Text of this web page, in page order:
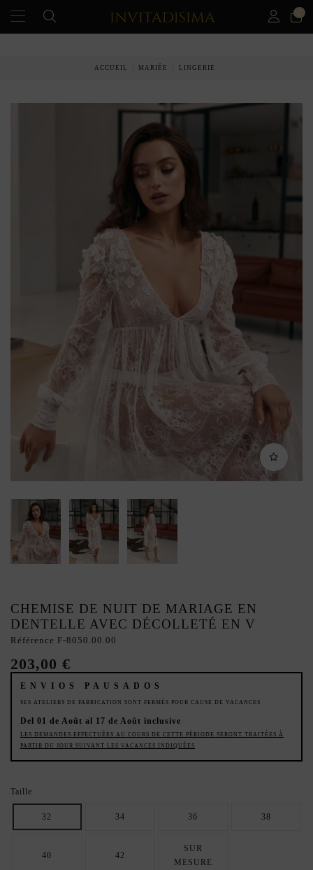
ACCUEIL MARIÉE LINGERIE
CHEMISE DE NUIT DE MARIAGE EN
DENTELLE AVEC DÉCOLLETÉ EN V
Référence F-8050.00.00
203,00 €
ENVIOS PAUSADOS
SES ATELIERS DE FABRICATION SONT FERMÉS POUR CAUSE DE VACANCES
Del 01 de Août al 17 de Août inclusive
LES DEMANDES EFFECTUÉES AU COURS DE CETTE PÉRIODE SERONT TRAITÉES À
PARTIR DU JOUR SUIVANT LES VACANCES INDIQUÉES
Taille
32 34 36 38
40 42
SUR
MESURE